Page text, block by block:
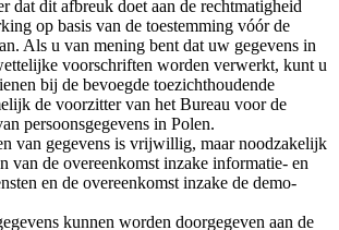
dat dit afbreuk doet aan de rechtmatigheid
op basis van de toestemming vóór de
Als u van mening bent dat uw gegevens in
voorschriften worden verwerkt, kunt u
bij de bevoegde toezichthoudende
de voorzitter van het Bureau voor de
persoonsgegevens in Polen.
van gegevens is vrijwillig, maar noodzakelijk
van de overeenkomst inzake informatie- en
en de overeenkomst inzake de demo-
kunnen worden doorgegeven aan de